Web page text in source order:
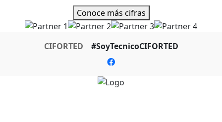
Conoce más cifras
CIFORTED #SoyTecnicoCIFORTED